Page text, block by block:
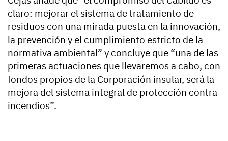
claro: mejorar el sistema de tratamiento de
residuos con una mirada puesta en la innovación,
la prevención y el cumplimiento estricto de la
normativa ambiental” y concluye que “una de las
primeras actuaciones que llevaremos a cabo, con
fondos propios de la Corporación insular, será la
mejora del sistema integral de protección contra
incendios”.